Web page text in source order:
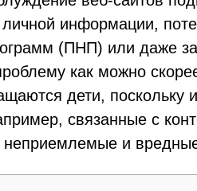
информации,
(ПНП) или даже
как можно
дети, поскольку
связанные с
и